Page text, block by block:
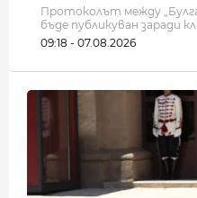
Протоколът между
бъде публикуван заради
09:18 - 07.08.2026